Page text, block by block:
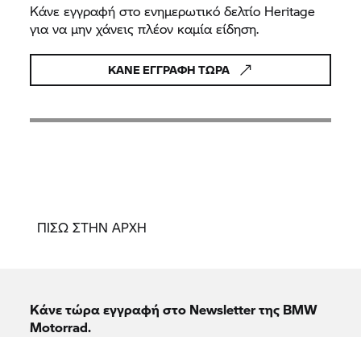
Κάνε εγγραφή στο ενημερωτικό δελτίο Heritage
για να μην χάνεις πλέον καμία είδηση.
ΚΆΝΕ ΕΓΓΡΑΦΉ ΤΏΡΑ
ΠΙΣΩ ΣΤΗΝ ΑΡΧΗ
Κάνε τώρα εγγραφή στο Newsletter της BMW
Motorrad.